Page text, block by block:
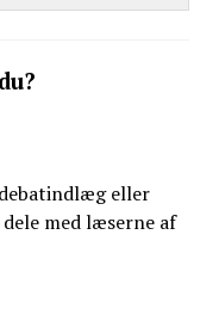
eller
med læserne af